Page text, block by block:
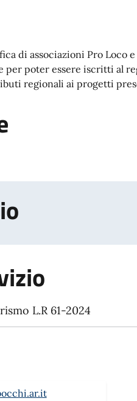
di associazioni Pro Loco
per poter essere iscritti al
regionali ai progetti
L.R 61-2024